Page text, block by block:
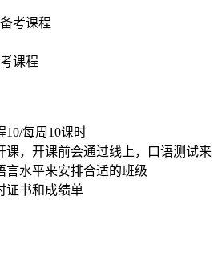
考课程
课程
10/每周10课时
课，开课前会通过线上，口语测试来
言水平来安排合适的班级
证书和成绩单